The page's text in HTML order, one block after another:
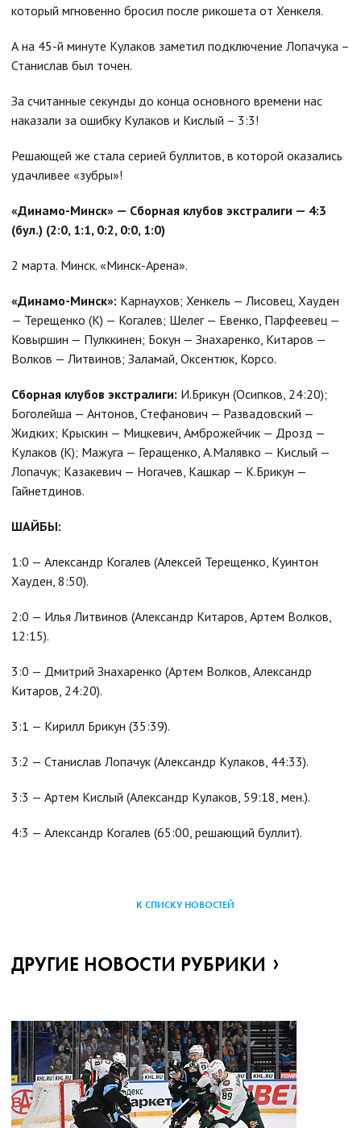
который мгновенно бросил после рикошета от Хенкеля.
А на 45-й минуте Кулаков заметил подключение Лопачука –
Станислав был точен.
За считанные секунды до конца основного времени нас
наказали за ошибку Кулаков и Кислый – 3:3!
Решающей же стала серией буллитов, в которой оказались
удачливее «зубры»!
«Динамо-Минск» — Сборная клубов экстралиги — 4:3
(бул.) (2:0, 1:1, 0:2, 0:0, 1:0)
2 марта. Минск. «Минск-Арена».
«Динамо-Минск»: Карнаухов; Хенкель — Лисовец, Хауден
— Терещенко (К) — Когалев; Шелег — Евенко, Парфеевец —
Ковыршин — Пулккинен; Бокун — Знахаренко, Китаров —
Волков — Литвинов; Заламай, Оксентюк, Корсо.
Сборная клубов экстралиги: И.Брикун (Осипков, 24:20);
Боголейша — Антонов, Стефанович — Развадовский —
Жидких; Крыскин — Мицкевич, Амброжейчик — Дрозд —
Кулаков (К); Мажуга — Геращенко, А.Малявко — Кислый —
Лопачук; Казакевич — Ногачев, Кашкар — К.Брикун —
Гайнетдинов.
ШАЙБЫ:
1:0 — Александр Когалев (Алексей Терещенко, Куинтон
Хауден, 8:50).
2:0 — Илья Литвинов (Александр Китаров, Артем Волков,
12:15).
3:0 — Дмитрий Знахаренко (Артем Волков, Александр
Китаров, 24:20).
3:1 — Кирилл Брикун (35:39).
3:2 — Станислав Лопачук (Александр Кулаков, 44:33).
3:3 — Артем Кислый (Александр Кулаков, 59:18, мен.).
4:3 — Александр Когалев (65:00, решающий буллит).
К СПИСКУ НОВОСТЕЙ
ДРУГИЕ НОВОСТИ РУБРИКИ